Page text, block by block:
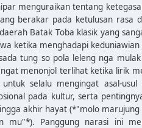
mu
G
ma (2x)
menguraikan tentang
berakar pada ketulusan rasa
Batak Toba klasik yang
ketika menghadapi
tung so pola leleng nga
menonjol terlihat ketika lirik
selalu mengingat asal-
pada kultur, serta
akhir hayat (*"molo
mu"*). Panggung narasi ini